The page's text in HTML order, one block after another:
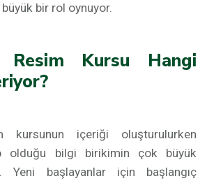
bir rol oynuyor.
Resim Kursu Hangi
kursunun içeriği oluşturulurken
olduğu bilgi birikimin çok büyük
Yeni başlayanlar için başlangıç